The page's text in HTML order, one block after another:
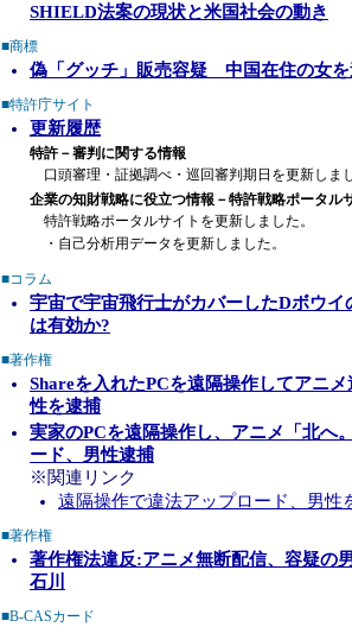
SHIELD法案の現状と米国社会の動き
■商標
偽「グッチ」販売容疑 中国在住の女
■特許庁サイト
更新履歴
特許－審判に関する情報
口頭審理・証拠調べ・巡回審判期日を更新しま
企業の知財戦略に役立つ情報－特許戦略ポータル
特許戦略ポータルサイトを更新しました。
・自己分析用データを更新しました。
■コラム
宇宙で宇宙飛行士がカバーしたDボウイ
は有効か?
■著作権
Shareを入れたPCを遠隔操作してアニ
性を逮捕
実家のPCを遠隔操作し、アニメ「北へ
ード、男性逮捕
※関連リンク
遠隔操作で違法アップロード、男性
■著作権
著作権法違反:アニメ無断配信、容疑
石川
■B-CASカード